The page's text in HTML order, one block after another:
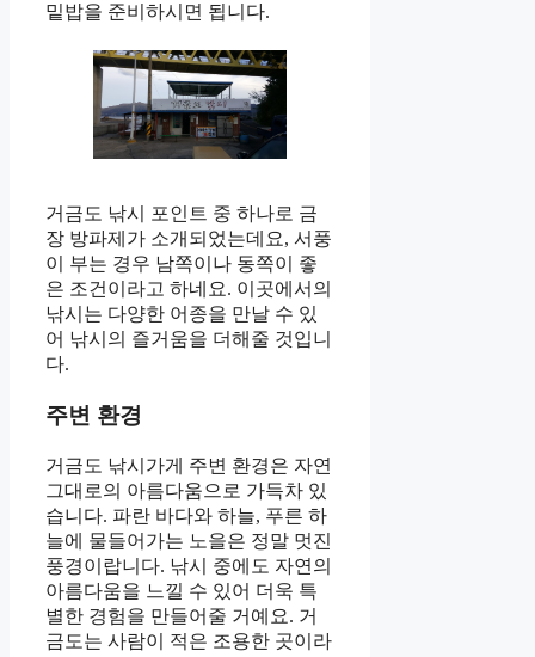
밑밥을 준비하시면 됩니다.
거금도 낚시 포인트 중 하나로 금
장 방파제가 소개되었는데요, 서풍
이 부는 경우 남쪽이나 동쪽이 좋
은 조건이라고 하네요. 이곳에서의
낚시는 다양한 어종을 만날 수 있
어 낚시의 즐거움을 더해줄 것입니
다.
주변 환경
거금도 낚시가게 주변 환경은 자연
그대로의 아름다움으로 가득차 있
습니다. 파란 바다와 하늘, 푸른 하
늘에 물들어가는 노을은 정말 멋진
풍경이랍니다. 낚시 중에도 자연의
아름다움을 느낄 수 있어 더욱 특
별한 경험을 만들어줄 거예요. 거
금도는 사람이 적은 조용한 곳이라